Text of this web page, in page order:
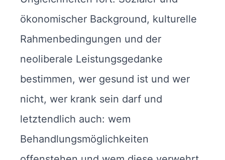
ökonomischer Background, kulturelle
Rahmenbedingungen und der
neoliberale Leistungsgedanke
bestimmen, wer gesund ist und wer
nicht, wer krank sein darf und
letztendlich auch: wem
Behandlungsmöglichkeiten